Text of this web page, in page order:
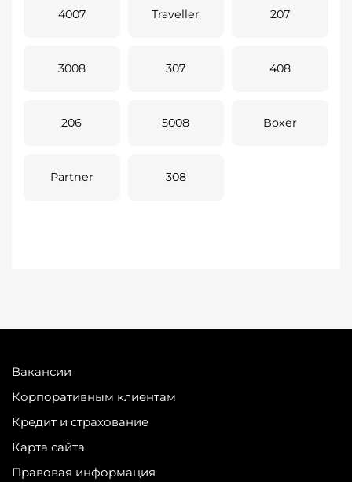
4007 Traveller 207
3008 307 408
206 5008 Boxer
Partner 308
Вакансии
Корпоративным клиентам
Кредит и страхование
Карта сайта
Правовая информация